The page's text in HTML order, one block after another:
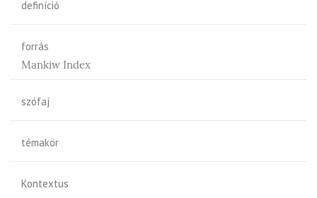
definíció
forrás
Mankiw Index
szófaj
témakör
Kontextus